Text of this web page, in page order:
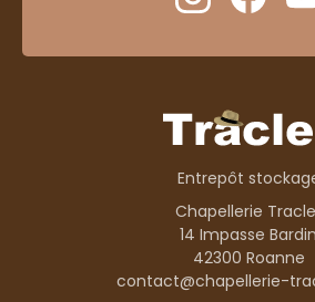
Entrepôt
Chapellerie
14 Impasse Bardin
42300 Roanne
contact@chapellerie-